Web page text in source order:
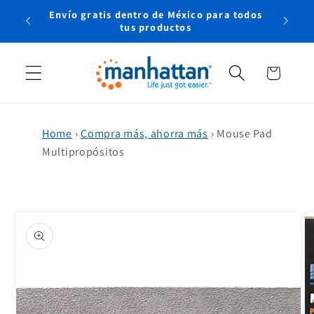
directamente
Envío gratis dentro de México para todos
tus productos
Carrito
Home ›Compra más, ahorra más › Mouse Pad
Multipropósitos
a la
información